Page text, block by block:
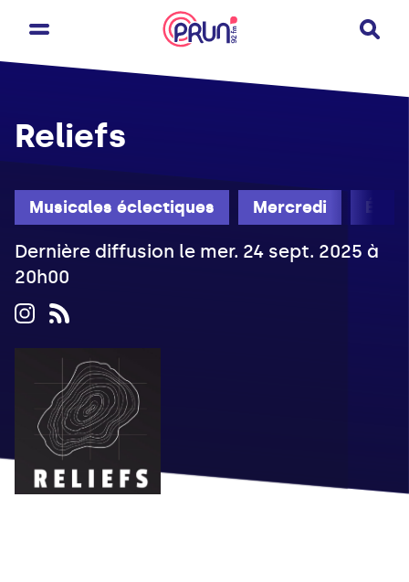
Musicales éclectiques Mercredi Été
Reliefs
Dernière diffusion le mer. 24 sept. 2025 à
20h00